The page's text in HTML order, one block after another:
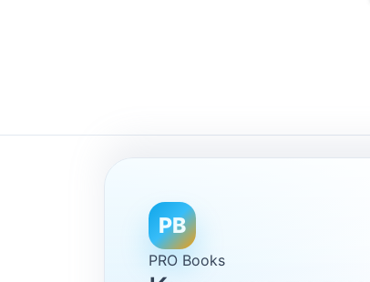
PB
PRO Books